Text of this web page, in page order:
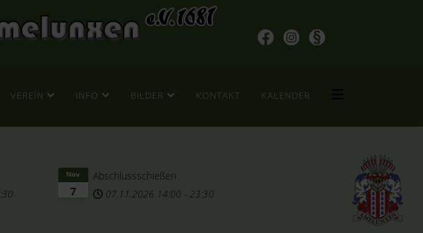
VEREIN INFO BILDER KONTAKT KALENDER
7
Nov
Abschlussschießen
07.11.2026 14:00 - 23:30